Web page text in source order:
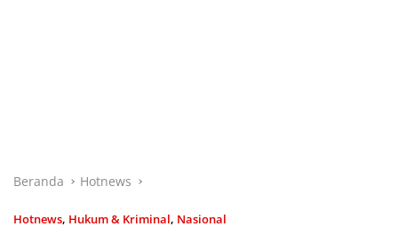
Beranda Hotnews
Hotnews, Hukum & Kriminal, Nasional